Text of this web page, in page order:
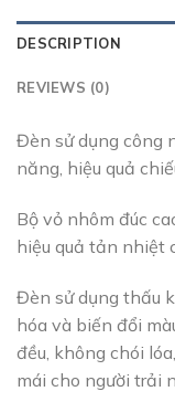
DESCRIPTION
REVIEWS (0)
Đèn sử dụng công
năng, hiệu quả
Bộ vỏ nhôm đúc
hiệu quả tản nhiệt
Đèn sử dụng thấu
hóa và biến đổi
đều, không chói
mái cho người trải